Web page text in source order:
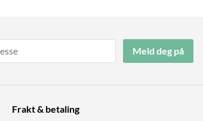
Meld deg på
Frakt & betaling